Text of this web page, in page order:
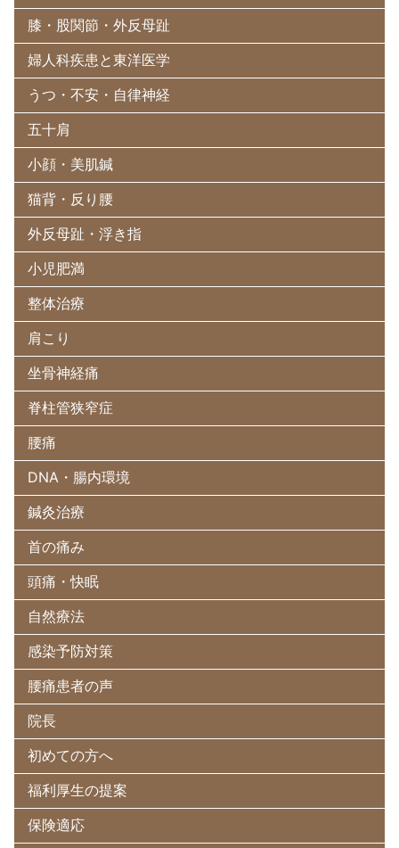
膝・股関節・外反母趾
婦人科疾患と東洋医学
うつ・不安・自律神経
五十肩
小顔・美肌鍼
猫背・反り腰
外反母趾・浮き指
小児肥満
整体治療
肩こり
坐骨神経痛
脊柱管狭窄症
腰痛
DNA・腸内環境
鍼灸治療
首の痛み
頭痛・快眠
自然療法
感染予防対策
腰痛患者の声
院長
初めての方へ
福利厚生の提案
保険適応